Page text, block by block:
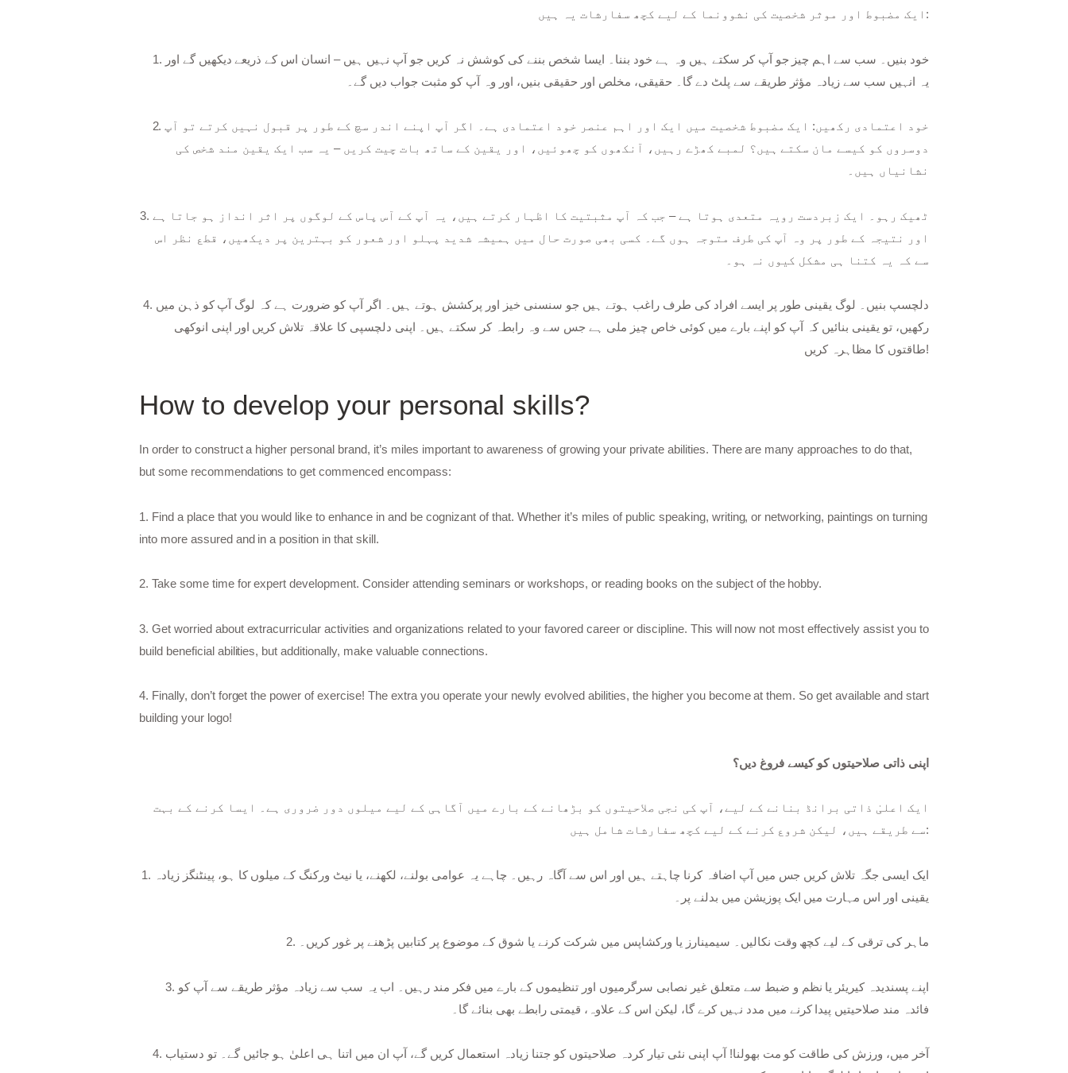
ایک مضبوط اور موثر شخصیت کی نشوونما کے لیے کچھ سفارشات یہ ہیں:
1. خود بنیں۔ سب سے اہم چیز جو آپ کر سکتے ہیں وہ ہے خود بننا۔ ایسا شخص بننے کی کوشش نہ کریں جو آپ نہیں ہیں – انسان اس کے ذریعے دیکھیں گے اور
یہ انہیں سب سے زیادہ مؤثر طریقے سے پلٹ دے گا۔ حقیقی، مخلص اور حقیقی بنیں، اور وہ آپ کو مثبت جواب دیں گے۔
2. خود اعتمادی رکھیں: ایک مضبوط شخصیت میں ایک اور اہم عنصر خود اعتمادی ہے۔ اگر آپ اپنے اندر سچ کے طور پر قبول نہیں کرتے تو آپ
دوسروں کو کیسے مان سکتے ہیں؟ لمبے کھڑے رہیں، آنکھوں کو چھوئیں، اور یقین کے ساتھ بات چیت کریں – یہ سب ایک یقین مند شخص کی
نشانیاں ہیں۔
3. ٹھیک رہو۔ ایک زبردست رویہ متعدی ہوتا ہے – جب کہ آپ مثبتیت کا اظہار کرتے ہیں، یہ آپ کے آس پاس کے لوگوں پر اثر انداز ہو جاتا ہے
اور نتیجہ کے طور پر وہ آپ کی طرف متوجہ ہوں گے۔ کسی بھی صورت حال میں ہمیشہ شدید پہلو اور شعور کو بہترین پر دیکھیں، قطع نظر اس
سے کہ یہ کتنا ہی مشکل کیوں نہ ہو۔
4. دلچسپ بنیں۔ لوگ یقینی طور پر ایسے افراد کی طرف راغب ہوتے ہیں جو سنسنی خیز اور پرکشش ہوتے ہیں۔ اگر آپ کو ضرورت ہے کہ لوگ آپ کو ذہن میں
رکھیں، تو یقینی بنائیں کہ آپ کو اپنے بارے میں کوئی خاص چیز ملی ہے جس سے وہ رابطہ کر سکتے ہیں۔ اپنی دلچسپی کا علاقہ تلاش کریں اور اپنی انوکھی
طاقتوں کا مظاہرہ کریں!
How to develop your personal skills?
In order to construct a higher personal brand, it’s miles important to awareness of growing your private abilities. There are many approaches to do that,
but some recommendations to get commenced encompass:
1. Find a place that you would like to enhance in and be cognizant of that. Whether it’s miles of public speaking, writing, or networking, paintings on turning
into more assured and in a position in that skill.
2. Take some time for expert development. Consider attending seminars or workshops, or reading books on the subject of the hobby.
3. Get worried about extracurricular activities and organizations related to your favored career or discipline. This will now not most effectively assist you to
build beneficial abilities, but additionally, make valuable connections.
4. Finally, don’t forget the power of exercise! The extra you operate your newly evolved abilities, the higher you become at them. So get available and start
building your logo!
اپنی ذاتی صلاحیتوں کو کیسے فروغ دیں؟
ایک اعلیٰ ذاتی برانڈ بنانے کے لیے، آپ کی نجی صلاحیتوں کو بڑھانے کے بارے میں آگاہی کے لیے میلوں دور ضروری ہے۔ ایسا کرنے کے بہت
سے طریقے ہیں، لیکن شروع کرنے کے لیے کچھ سفارشات شامل ہیں:
1. ایک ایسی جگہ تلاش کریں جس میں آپ اضافہ کرنا چاہتے ہیں اور اس سے آگاہ رہیں۔ چاہے یہ عوامی بولنے، لکھنے، یا نیٹ ورکنگ کے میلوں کا ہو، پینٹنگز زیادہ
یقینی اور اس مہارت میں ایک پوزیشن میں بدلنے پر۔
2. ماہر کی ترقی کے لیے کچھ وقت نکالیں۔ سیمینارز یا ورکشاپس میں شرکت کرنے یا شوق کے موضوع پر کتابیں پڑھنے پر غور کریں۔
3. اپنے پسندیدہ کیریئر یا نظم و ضبط سے متعلق غیر نصابی سرگرمیوں اور تنظیموں کے بارے میں فکر مند رہیں۔ اب یہ سب سے زیادہ مؤثر طریقے سے آپ کو
فائدہ مند صلاحیتیں پیدا کرنے میں مدد نہیں کرے گا، لیکن اس کے علاوہ، قیمتی رابطے بھی بنائے گا۔
4. آخر میں، ورزش کی طاقت کو مت بھولنا! آپ اپنی نئی تیار کردہ صلاحیتوں کو جتنا زیادہ استعمال کریں گے، آپ ان میں اتنا ہی اعلیٰ ہو جائیں گے۔ تو دستیاب